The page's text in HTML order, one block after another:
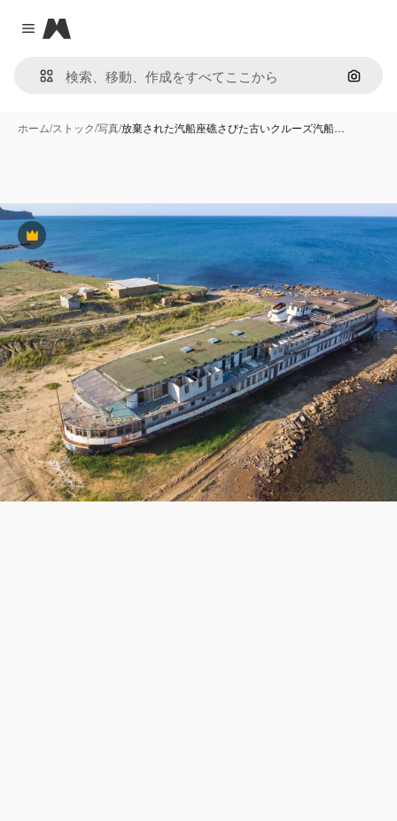
Close menu
Magnific
画像で
ホーム/ストック/写真/放棄された汽船座礁さびた古いクルーズ汽船…
Premium